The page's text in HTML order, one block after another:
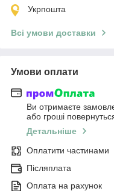
Укрпошта
Всі умови доставки
Умови оплати
Ви отримаєте
або гроші
Детальніше
Оплатити частинами
Післяплата
Оплата на рахунок